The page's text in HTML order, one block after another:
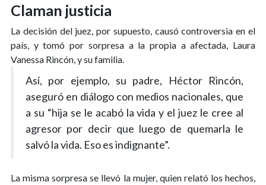
Claman justicia
La decisión del juez, por supuesto, causó controversia en el
país, y tomó por sorpresa a la propia a afectada, Laura
Vanessa Rincón, y su familia.
Así, por ejemplo, su padre, Héctor Rincón,
aseguró en diálogo con medios nacionales, que
a su “hija se le acabó la vida y el juez le cree al
agresor por decir que luego de quemarla le
salvó la vida. Eso es indignante”.
La misma sorpresa se llevó la mujer, quien relató los hechos,